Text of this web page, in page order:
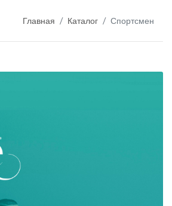
Главная Каталог Спортсмен